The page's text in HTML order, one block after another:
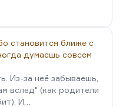
нова, она
двадцатые годы в
Серебряный век,
становится ближе с
думаешь совсем
Из-за неё забываешь,
вслед" (как родители
И…